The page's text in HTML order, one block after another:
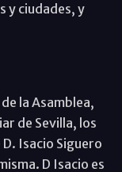
y ciudades, y
la Asamblea,
de Sevilla, los
Isacio Siguero
D Isacio es